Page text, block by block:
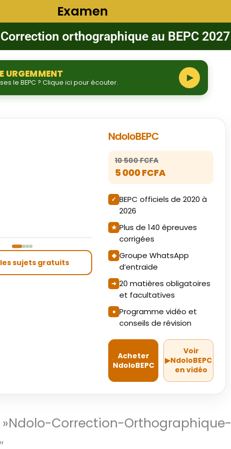
Examen
orthographique au BEPC 2027
URGEMMENT
le BEPC ? Clique ici pour écouter. ▶
sujets gratuits
NdoloBEPC
10 500 FCFA
5 000 FCFA
BEPC officiels de 2020 à
2026
Plus de 140 épreuves
corrigées
Groupe WhatsApp
d’entraide
20 matières obligatoires
et facultatives
Programme vidéo et
conseils de révision
Acheter
NdoloBEPC
▶
Voir
NdoloBEPC
en vidéo
»ndolo-Correction-Orthographique-